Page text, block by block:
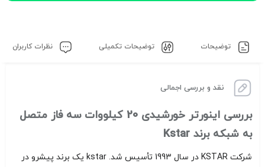
توضیحات توضیحات تکمیلی نظرات کاربران
نقد و بررسی اجمالی
بررسی اینورتر خورشیدی 20 کیلووات سه فاز متصل
به شبکه برند Kstar
شرکت KSTAR در سال 1993 تأسیس شد. kstar یک برند پیشرو در